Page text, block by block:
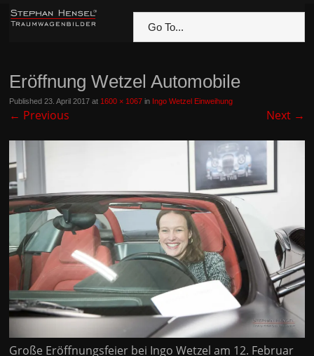
Go To...
Eröffnung Wetzel Automobile
Published23. April 2017 at 1600 × 1067 in Ingo Wetzel Einweihung
← Previous Next →
Große Eröffnungsfeier bei Ingo Wetzel am 12. Februar